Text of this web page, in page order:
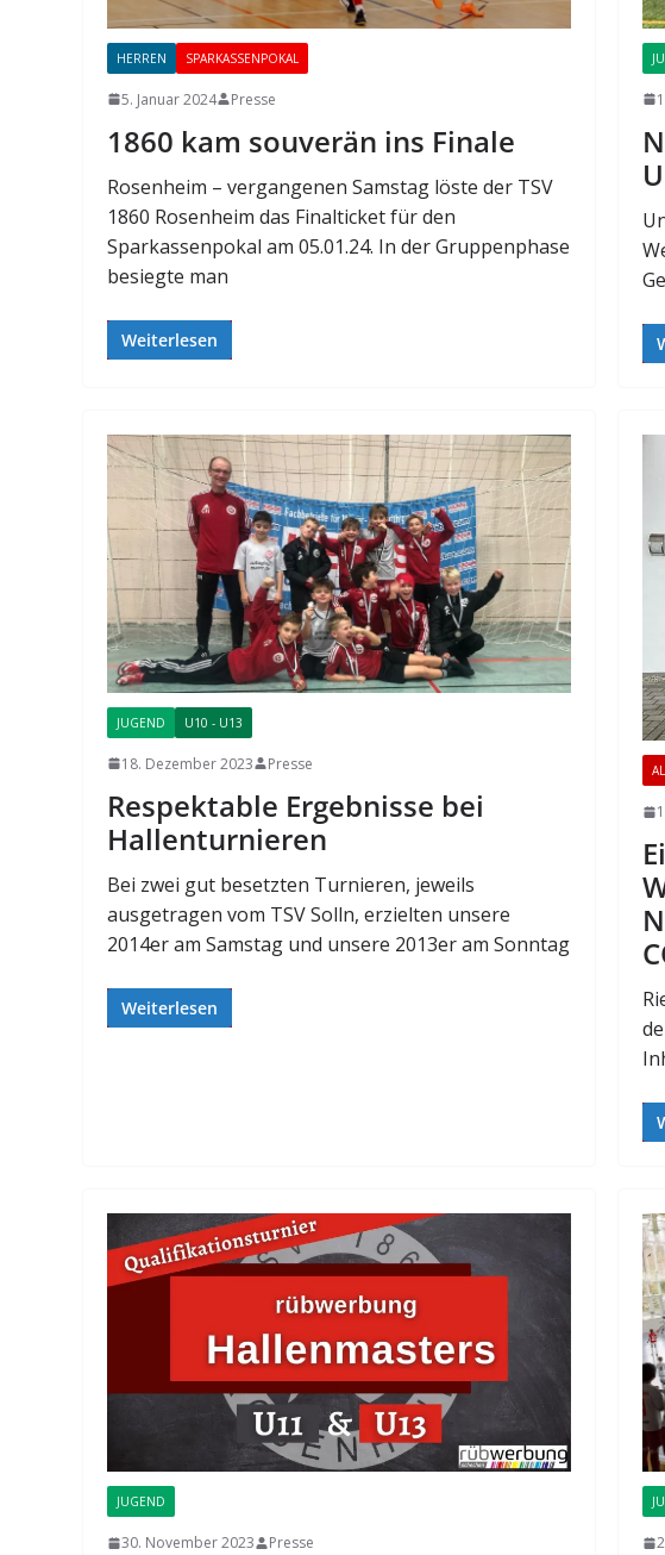
HERREN SPARKASSENPOKAL
5. Januar 2024 Presse
1860 kam souverän ins Finale
Rosenheim – vergangenen Samstag löste der TSV
1860 Rosenheim das Finalticket für den
Sparkassenpokal am 05.01.24. In der Gruppenphase
besiegte man
Weiterlesen
JUGEND U10 - U13
18. Dezember 2023 Presse
Respektable Ergebnisse bei
Hallenturnieren
Bei zwei gut besetzten Turnieren, jeweils
ausgetragen vom TSV Solln, erzielten unsere
2014er am Samstag und unsere 2013er am Sonntag
Weiterlesen
JUGEND
30. November 2023 Presse